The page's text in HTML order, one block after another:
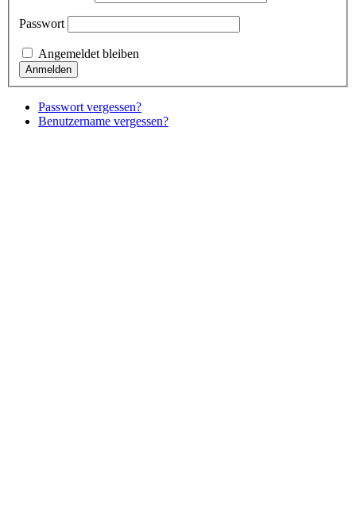
Passwort
Angemeldet bleiben
Passwort vergessen?
Benutzername vergessen?